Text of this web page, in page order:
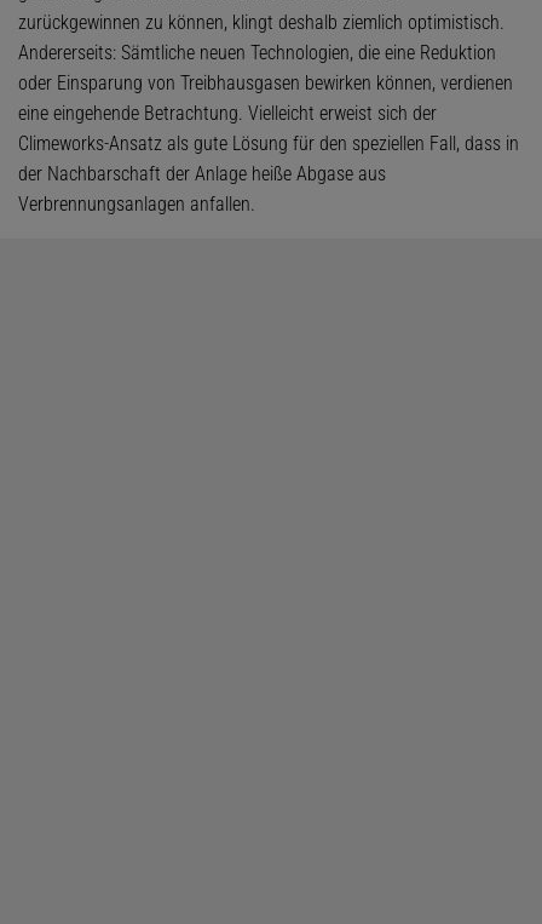
zurückgewinnen zu können, klingt deshalb ziemlich optimistisch.
Andererseits: Sämtliche neuen Technologien, die eine Reduktion
oder Einsparung von Treibhausgasen bewirken können, verdienen
eine eingehende Betrachtung. Vielleicht erweist sich der
Climeworks-Ansatz als gute Lösung für den speziellen Fall, dass in
der Nachbarschaft der Anlage heiße Abgase aus
Verbrennungsanlagen anfallen.